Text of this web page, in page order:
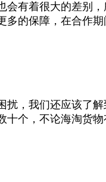
有着很大的差别
的保障，在合作
，我们还应该了
个，不论海淘货